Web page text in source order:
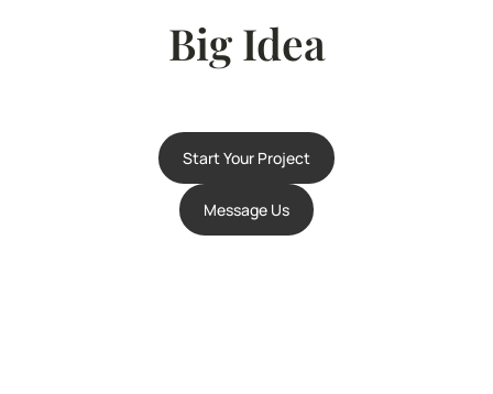
Big Idea
Start Your Project
Message Us